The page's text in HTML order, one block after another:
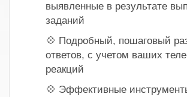
выявленные в результате
заданий
💠 Подробный, пошаговый
ответов, с учетом ваших
реакций
💠 Эффективные